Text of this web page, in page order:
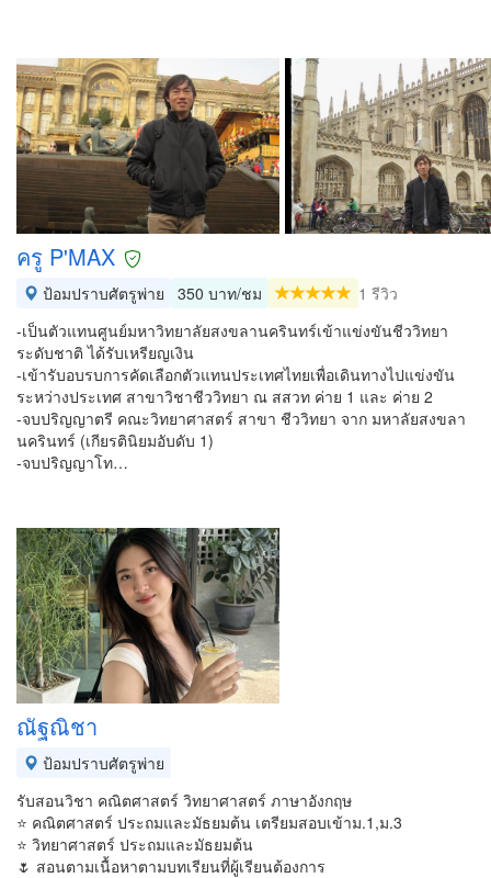
ครู P'MAX
ป้อมปราบศัตรูพ่าย 350 บาท/ชม
1 รีวิว
-เป็นตัวแทนศูนย์มหาวิทยาลัยสงขลานครินทร์เข้าแข่งขันชีววิทยา
ระดับชาติ ได้รับเหรียญเงิน
-เข้ารับอบรบการคัดเลือกตัวแทนประเทศไทยเพื่อเดินทางไปแข่งขัน
ระหว่างประเทศ สาขาวิชาชีววิทยา ณ สสวท ค่าย 1 และ ค่าย 2
-จบปริญญาตรี คณะวิทยาศาสตร์ สาขา ชีววิทยา จาก มหาลัยสงขลา
นครินทร์ (เกียรตินิยมอับดับ 1)
-จบปริญญาโท…
ณัฐณิชา
ป้อมปราบศัตรูพ่าย
รับสอนวิชา คณิตศาสตร์ วิทยาศาสตร์ ภาษาอังกฤษ
⭐️ คณิตศาสตร์ ประถมและมัธยมต้น เตรียมสอบเข้าม.1,ม.3
⭐️ วิทยาศาสตร์ ประถมและมัธยมต้น
🌷 สอนตามเนื้อหาตามบทเรียนที่ผู้เรียนต้องการ